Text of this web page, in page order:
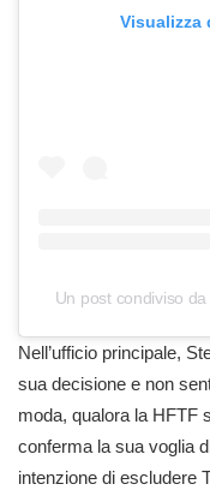
Visualizza
Un post condiviso
Nell’ufficio principale,
sua decisione e non
moda, qualora la HFTF
conferma la sua voglia
intenzione di escludere